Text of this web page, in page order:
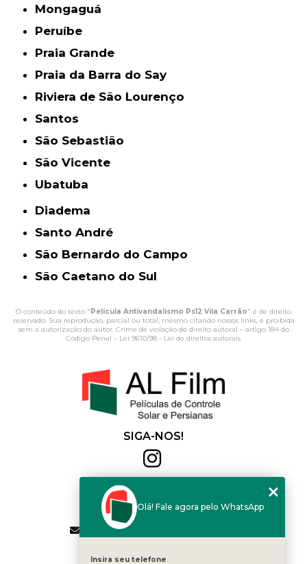
Mongaguá
Peruíbe
Praia Grande
Praia da Barra do Say
Riviera de São Lourenço
Santos
São Sebastião
São Vicente
Ubatuba
Diadema
Santo André
São Bernardo do Campo
São Caetano do Sul
O conteúdo do texto " Película Antivandalismo Ps12 Vila Carrão" é de direito
reservado. Sua reprodução, parcial ou total, mesmo citando nossos links, é proibida
sem a autorização do autor. Crime de violação de direito autoral – artigo 184 do
Código Penal – Lei 9610/98 - Lei de direitos autorais.
SIGA-NOS!
(11) 2564-4684
(11) 94168-2041
contato.vendas@alfilm.com.br
MENU
Olá! Fale agora pelo WhatsApp
Insira seu telefone